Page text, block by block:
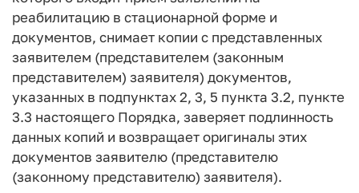
реабилитацию в стационарной форме и
документов, снимает копии с представленных
заявителем (представителем (законным
представителем) заявителя) документов,
указанных в подпунктах 2, 3, 5 пункта 3.2, пункте
3.3 настоящего Порядка, заверяет подлинность
данных копий и возвращает оригиналы этих
документов заявителю (представителю
(законному представителю) заявителя).